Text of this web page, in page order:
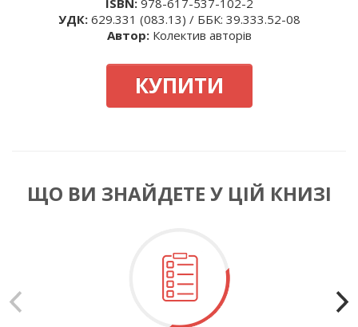
ISBN:978-617-537-102-2
УДК:629.331 (083.13) / ББК: 39.333.52-08
Автор:Колектив авторів
КУПИТИ
ЩО ВИ ЗНАЙДЕТЕ У ЦІЙ КНИЗІ